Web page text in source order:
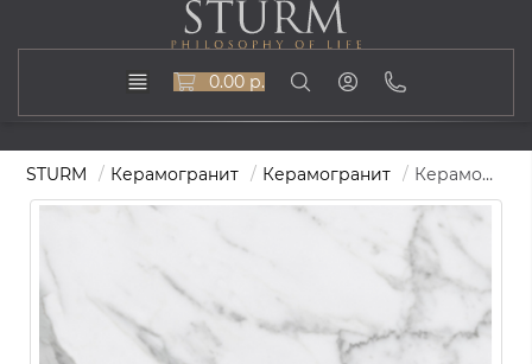
0.00 р.
STURM Керамогранит Керамогранит Керамогранит STURM Murano, керамогранит, 60х60 см, поверхность матовая, ST-MN01-MR-600x600x10